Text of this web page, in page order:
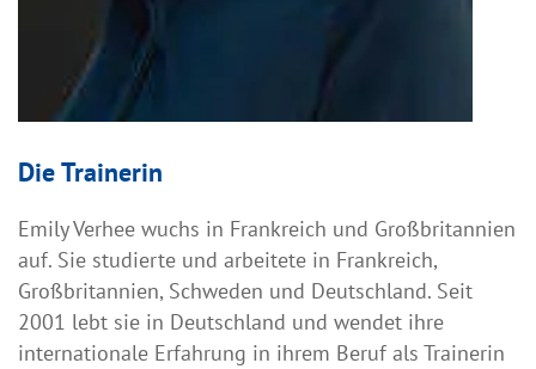
Die Trainerin
Emily Verhee wuchs in Frankreich und Großbritannien
auf. Sie studierte und arbeitete in Frankreich,
Großbritannien, Schweden und Deutschland. Seit
2001 lebt sie in Deutschland und wendet ihre
internationale Erfahrung in ihrem Beruf als Trainerin